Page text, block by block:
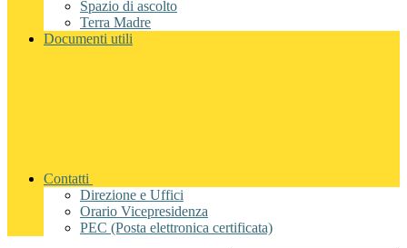
Spazio di ascolto
Terra Madre
Documenti utili
Contatti
Direzione e Uffici
Orario Vicepresidenza
PEC (Posta elettronica certificata)